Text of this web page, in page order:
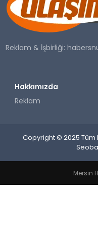
SAĞLIK
YAŞAM
Reklam & İşbirliği:
Hakkımızda
Reklam
Copyright © 2025 Tüm
Mersin